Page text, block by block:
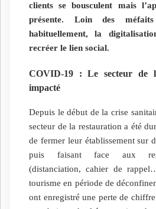
clients se bousculent mais
présente. Loin des
habituellement, la
recréer le lien social.
COVID-19 : Le secteur de
impacté
Depuis le début de la crise
secteur de la restauration a été
de fermer leur établissement sur
puis faisant face aux
(distanciation, cahier de
tourisme en période de
ont enregistré une perte de